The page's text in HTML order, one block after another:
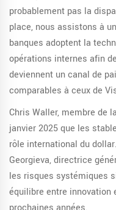
probablement pas la
place, nous assistons à
banques adoptent la
opérations internes afin
deviennent un canal de
comparables à ceux de
Chris Waller, membre de
janvier 2025 que les
rôle international du
Georgieva, directrice
les risques systémiques
équilibre entre